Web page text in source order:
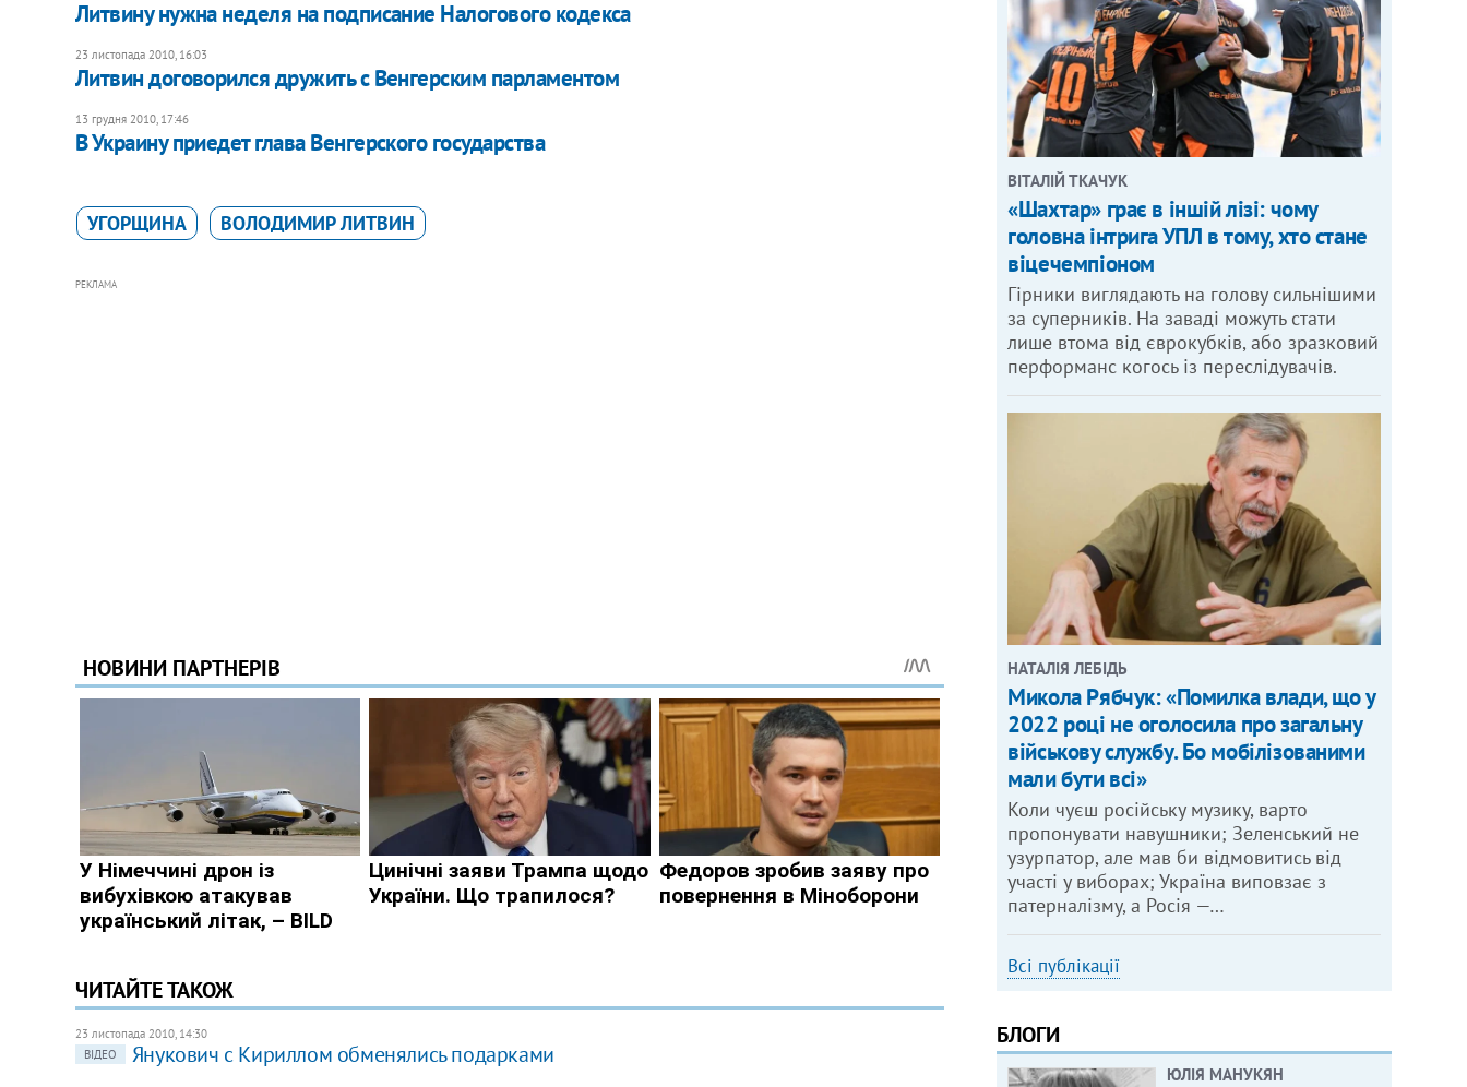
Литвину нужна неделя на подписание Налогового кодекса
23 листопада 2010, 16:03
Литвин договорился дружить с Венгерским парламентом
13 грудня 2010, 17:46
В Украину приедет глава Венгерского государства
УГОРЩИНА ВОЛОДИМИР ЛИТВИН
РЕКЛАМА
ЧИТАЙТЕ ТАКОЖ
23 листопада 2010, 14:30
ВІДЕО
Янукович с Кириллом обменялись подарками
ВІТАЛІЙ ТКАЧУК
«Шахтар» грає в іншій лізі: чому
головна інтрига УПЛ в тому, хто стане
віцечемпіоном
Гірники виглядають на голову сильнішими
за суперників. На заваді можуть стати
лише втома від єврокубків, або зразковий
перформанс когось із переслідувачів.
НАТАЛІЯ ЛЕБІДЬ
Микола Рябчук: «Помилка влади, що у
2022 році не оголосила про загальну
військову службу. Бо мобілізованими
мали бути всі»
Коли чуєш російську музику, варто
пропонувати навушники; Зеленський не
узурпатор, але мав би відмовитись від
участі у виборах; Україна виповзає з
патерналізму, а Росія —…
Всі публікації
БЛОГИ
ЮЛІЯ МАНУКЯН